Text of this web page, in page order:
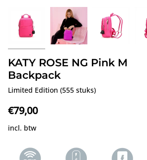
KATY ROSE NG Pink M
Backpack
Limited Edition (555 stuks)
€79,00
incl. btw